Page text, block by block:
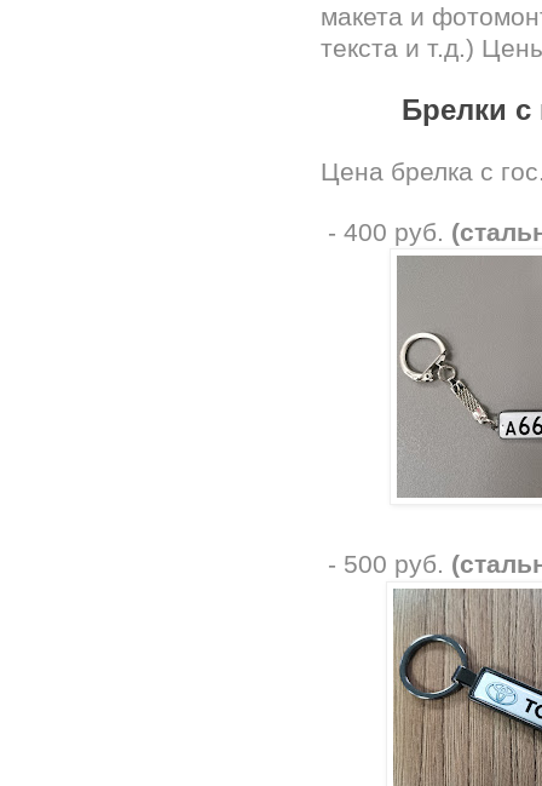
макета и
текста и т.д.)
Брелки
Цена брелка с
- 400 руб.
- 500 руб.